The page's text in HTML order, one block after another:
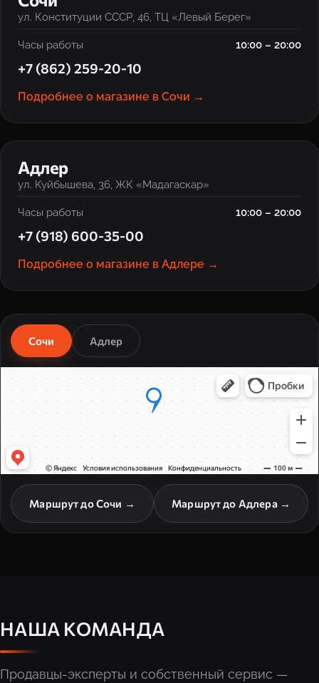
ул. Конституции СССР, 46, ТЦ «Левый Берег»
Часы работы 10:00 – 20:00
+7 (862) 259-20-10
Подробнее о магазине в Сочи →
‹ ›
Адлер
ул. Куйбышева, 36, ЖК «Мадагаскар»
Часы работы 10:00 – 20:00
+7 (918) 600-35-00
Подробнее о магазине в Адлере →
Сочи Адлер
Маршрут до Сочи → Маршрут до Адлера →
НАША КОМАНДА
Продавцы-эксперты и собственный сервис —